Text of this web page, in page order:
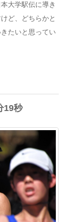
大学駅伝に導き
ど、どちらかと
たいと思ってい
19秒